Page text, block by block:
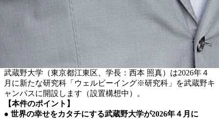
武蔵野大学（東京都江東区、学長：西本 照真）は2026年４
月に新たな研究科「ウェルビーイング※研究科」を武蔵野キ
ャンパスに開設します（設置構想中）。
【本件のポイント】
● 世界の幸せをカタチにする武蔵野大学が2026年４月に